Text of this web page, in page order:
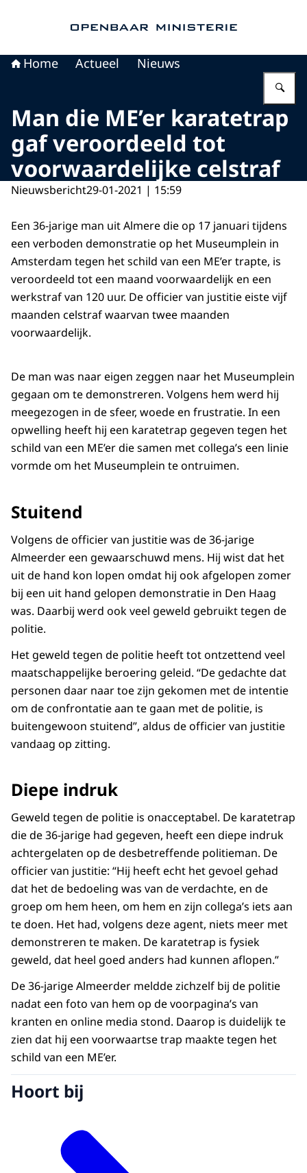
Home Actueel Nieuws
Man die ME’er karatetrap
gaf veroordeeld tot
voorwaardelijke celstraf
Nieuwsbericht29-01-2021 | 15:59
Een 36-jarige man uit Almere die op 17 januari tijdens
een verboden demonstratie op het Museumplein in
Amsterdam tegen het schild van een ME’er trapte, is
veroordeeld tot een maand voorwaardelijk en een
werkstraf van 120 uur. De officier van justitie eiste vijf
maanden celstraf waarvan twee maanden
voorwaardelijk.
De man was naar eigen zeggen naar het Museumplein
gegaan om te demonstreren. Volgens hem werd hij
meegezogen in de sfeer, woede en frustratie. In een
opwelling heeft hij een karatetrap gegeven tegen het
schild van een ME’er die samen met collega’s een linie
vormde om het Museumplein te ontruimen.
Stuitend
Volgens de officier van justitie was de 36-jarige
Almeerder een gewaarschuwd mens. Hij wist dat het
uit de hand kon lopen omdat hij ook afgelopen zomer
bij een uit hand gelopen demonstratie in Den Haag
was. Daarbij werd ook veel geweld gebruikt tegen de
politie.
Het geweld tegen de politie heeft tot ontzettend veel
maatschappelijke beroering geleid. “De gedachte dat
personen daar naar toe zijn gekomen met de intentie
om de confrontatie aan te gaan met de politie, is
buitengewoon stuitend”, aldus de officier van justitie
vandaag op zitting.
Diepe indruk
Geweld tegen de politie is onacceptabel. De karatetrap
die de 36-jarige had gegeven, heeft een diepe indruk
achtergelaten op de desbetreffende politieman. De
officier van justitie: “Hij heeft echt het gevoel gehad
dat het de bedoeling was van de verdachte, en de
groep om hem heen, om hem en zijn collega’s iets aan
te doen. Het had, volgens deze agent, niets meer met
demonstreren te maken. De karatetrap is fysiek
geweld, dat heel goed anders had kunnen aflopen.”
De 36-jarige Almeerder meldde zichzelf bij de politie
nadat een foto van hem op de voorpagina’s van
kranten en online media stond. Daarop is duidelijk te
zien dat hij een voorwaartse trap maakte tegen het
schild van een ME’er.
Hoort bij